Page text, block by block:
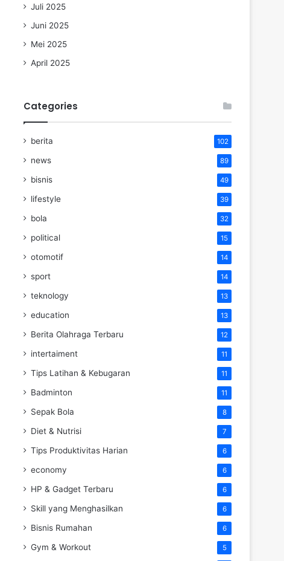
Juli 2025
Juni 2025
Mei 2025
April 2025
Categories
berita 102
news 89
bisnis 49
lifestyle 39
bola 32
political 15
otomotif 14
sport 14
teknology 13
education 13
Berita Olahraga Terbaru 12
intertaiment 11
Tips Latihan & Kebugaran 11
Badminton 11
Sepak Bola 8
Diet & Nutrisi 7
Tips Produktivitas Harian 6
economy 6
HP & Gadget Terbaru 6
Skill yang Menghasilkan 6
Bisnis Rumahan 6
Gym & Workout 5